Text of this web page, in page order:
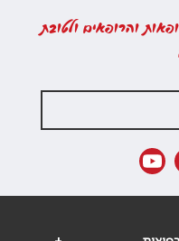
והרופאים ולטובת